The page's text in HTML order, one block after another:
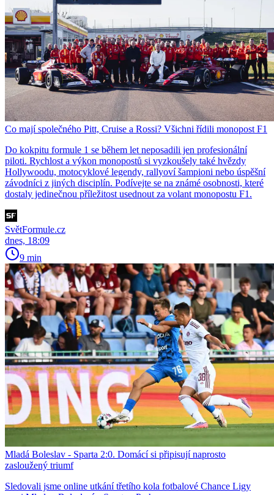
Co mají společného Pitt, Cruise a Rossi? Všichni řídili monopost F1
Do kokpitu formule 1 se během let neposadili jen profesionální
piloti. Rychlost a výkon monopostů si vyzkoušely také hvězdy
Hollywoodu, motocyklové legendy, rallyoví šampioni nebo úspěšní
závodníci z jiných disciplín. Podívejte se na známé osobnosti, které
dostaly jedinečnou příležitost usednout za volant monopostu F1.
SvětFormule.cz
dnes, 18:09
9 min
Mladá Boleslav - Sparta 2:0. Domácí si připisují naprosto
zasloužený triumf
Sledovali jsme online utkání třetího kola fotbalové Chance Ligy